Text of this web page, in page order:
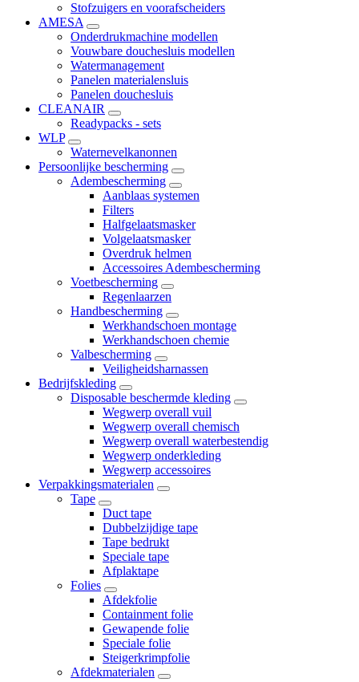
Stofzuigers en voorafscheiders
AMESA
Onderdrukmachine modellen
Vouwbare douchesluis modellen
Watermanagement
Panelen materialensluis
Panelen douchesluis
CLEANAIR
Readypacks - sets
WLP
Waternevelkanonnen
Persoonlijke bescherming
Adembescherming
Aanblaas systemen
Filters
Halfgelaatsmasker
Volgelaatsmasker
Overdruk helmen
Accessoires Adembescherming
Voetbescherming
Regenlaarzen
Handbescherming
Werkhandschoen montage
Werkhandschoen chemie
Valbescherming
Veiligheidsharnassen
Bedrijfskleding
Disposable beschermde kleding
Wegwerp overall vuil
Wegwerp overall chemisch
Wegwerp overall waterbestendig
Wegwerp onderkleding
Wegwerp accessoires
Verpakkingsmaterialen
Tape
Duct tape
Dubbelzijdige tape
Tape bedrukt
Speciale tape
Afplaktape
Folies
Afdekfolie
Containment folie
Gewapende folie
Speciale folie
Steigerkrimpfolie
Afdekmaterialen